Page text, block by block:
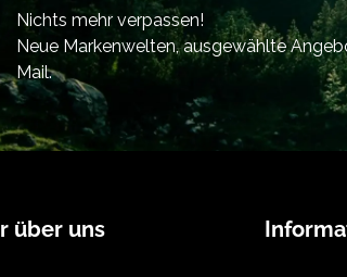
Nichts mehr verpassen!
Neue Markenwelten, ausgewählte
Mail.
über uns